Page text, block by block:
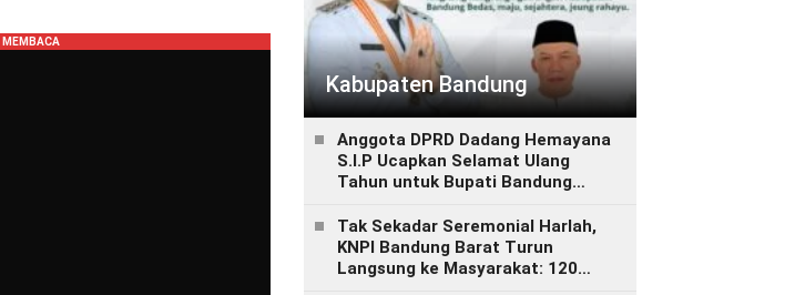
Kabupaten Bandung
Anggota DPRD Dadang Hemayana
S.I.P Ucapkan Selamat Ulang
Tahun untuk Bupati Bandung
Tak Sekadar Seremonial Harlah,
KNPI Bandung Barat Turun
Langsung ke Masyarakat: 120